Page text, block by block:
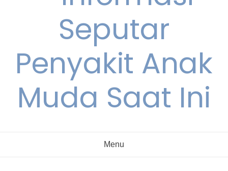
Seputar
Penyakit Anak
Muda Saat Ini
Menu